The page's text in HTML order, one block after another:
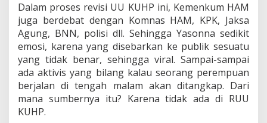
Dalam proses revisi UU KUHP ini, Kemenkum HAM
juga berdebat dengan Komnas HAM, KPK, Jaksa
Agung, BNN, polisi dll. Sehingga Yasonna sedikit
emosi, karena yang disebarkan ke publik sesuatu
yang tidak benar, sehingga viral. Sampai-sampai
ada aktivis yang bilang kalau seorang perempuan
berjalan di tengah malam akan ditangkap. Dari
mana sumbernya itu? Karena tidak ada di RUU
KUHP.